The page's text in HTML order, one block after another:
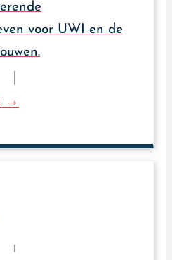
voor UWI en de
→